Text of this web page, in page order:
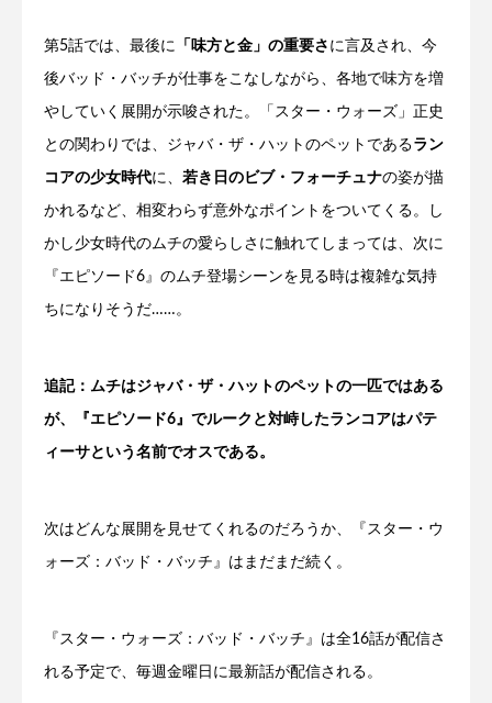
第5話では、最後に 「味方と金」の重要さ に言及され、今
後バッド・バッチが仕事をこなしながら、各地で味方を増
やしていく展開が示唆された。「スター・ウォーズ」正史
との関わりでは、ジャバ・ザ・ハットのペットであるラン
コアの少女時代に、 若き日のビブ・フォーチュナの姿が描
かれるなど、相変わらず意外なポイントをついてくる。し
かし少女時代のムチの愛らしさに触れてしまっては、次に
『エピソード6』のムチ登場シーンを見る時は複雑な気持
ちになりそうだ……。
追記：ムチはジャバ・ザ・ハットのペットの一匹ではある
が、『エピソード6』でルークと対峙したランコアはパテ
ィーサという名前でオスである。
次はどんな展開を見せてくれるのだろうか、『スター・ウ
ォーズ：バッド・バッチ』はまだまだ続く。
『スター・ウォーズ：バッド・バッチ』は全16話が配信さ
れる予定で、毎週金曜日に最新話が配信される。